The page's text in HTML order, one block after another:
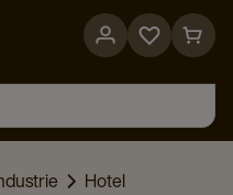
Go
page
Go
page
Hotel